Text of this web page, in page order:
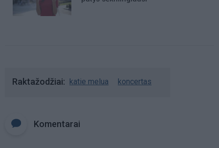
Raktažodžiai katie melua koncertas
Komentarai